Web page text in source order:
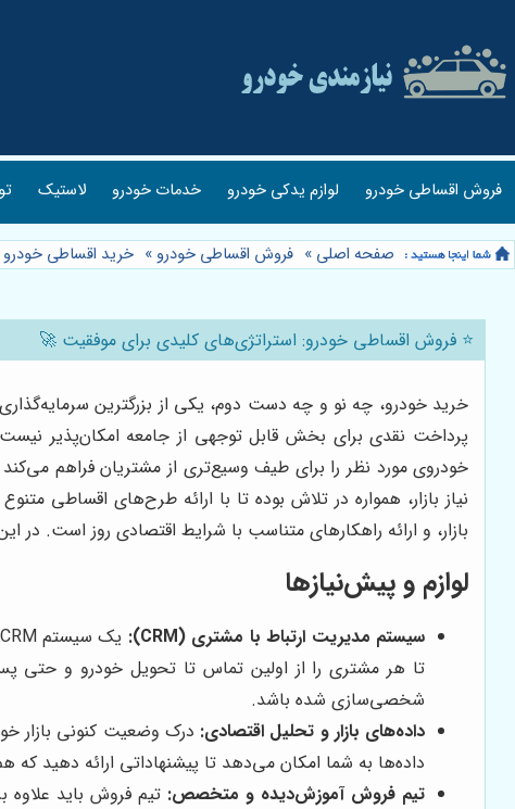
فروش اقساطی خودرو لوازم یدکی خودرو خدمات خودرو لاستیک
صفحه اصلی » فروش اقساطی خودرو » خرید اقساطی خودرو
⭐️ فروش اقساطی خودرو: استراتژی‌های کلیدی برای موفقیت 🚀
خرید خودرو، چه نو و چه دست دوم، یکی از بزرگترین
پرداخت نقدی برای بخش قابل توجهی از جامعه امکان‌پذیر
خودروی مورد نظر را برای طیف وسیع‌تری از مشتریان فراهم
نیاز بازار، همواره در تلاش بوده تا با ارائه طرح‌های
بازار، و ارائه راهکارهای متناسب با شرایط اقتصادی روز است.
لوازم و پیش‌نیازها
سیستم مدیریت ارتباط با مشتری (CRM):
شخصی‌سازی شده باشد.
داده‌های بازار و تحلیل اقتصادی: درک وضعیت کنونی بازار
داده‌ها به شما امکان می‌دهد تا پیشنهاداتی ارائه دهید
تیم فروش آموزش‌دیده و متخصص: تیم فروش باید علاوه